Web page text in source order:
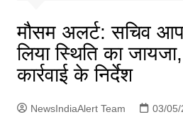
मौसम अलर्ट: सचिव
लिया स्थिति का
कार्रवाई के निर्देश
NewsIndiaAlert Team 03/05/